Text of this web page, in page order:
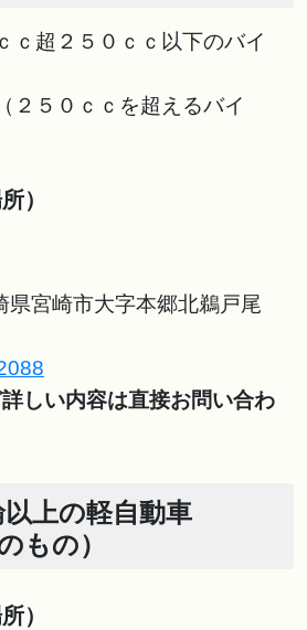
ｃ超２５０ｃｃ以下のバイ
２５０ｃｃを超えるバイ
）
宮崎市大字本郷北鵜戸尾
しい内容は直接お問い合わ
上の軽自動車
もの）
）